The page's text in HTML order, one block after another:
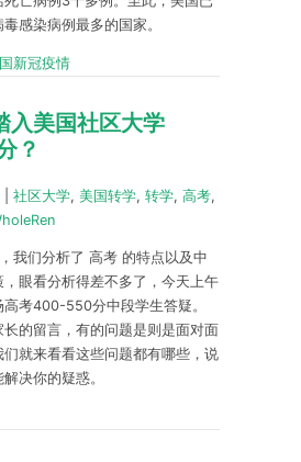
感染病例最多的国家。
新冠疫情
入美国社区大学
？
社区大学, 美国转学, 转学, 高考,
我们分析了 高考 的特点以及中
，眼看分析得差不多了，今天上午
考400-550分中段学生答疑。
长的留言，有的问题是则是面对面
们就来看看这些问题都有哪些，说
决你的疑惑。